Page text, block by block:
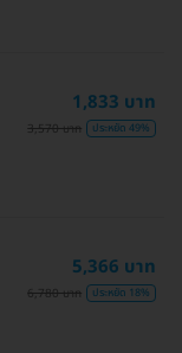
1,833 บาท
3,570 บาท ประหยัด 49%
5,366 บาท
6,780 บาท ประหยัด 18%